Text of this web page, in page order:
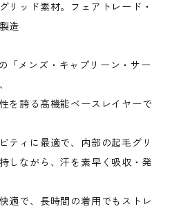
リッド素材。フェアトレード・
造
「メンズ・キャプリーン・サー
を誇る高機能ベースレイヤーで
ティに最適で、内部の起毛グリ
しながら、汗を素早く吸収・発
適で、長時間の着用でもストレ